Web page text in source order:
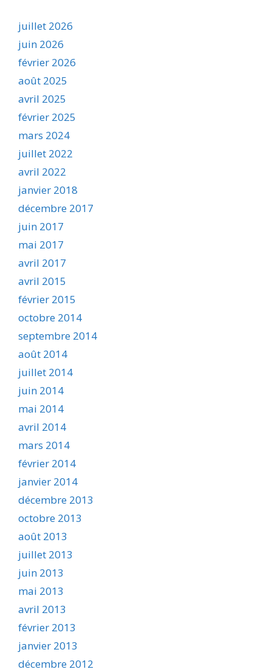
juillet 2026
juin 2026
février 2026
août 2025
avril 2025
février 2025
mars 2024
juillet 2022
avril 2022
janvier 2018
décembre 2017
juin 2017
mai 2017
avril 2017
avril 2015
février 2015
octobre 2014
septembre 2014
août 2014
juillet 2014
juin 2014
mai 2014
avril 2014
mars 2014
février 2014
janvier 2014
décembre 2013
octobre 2013
août 2013
juillet 2013
juin 2013
mai 2013
avril 2013
février 2013
janvier 2013
décembre 2012